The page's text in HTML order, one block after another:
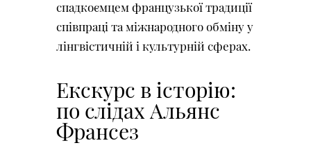
спадкоємцем французької традиції
співпраці та міжнародного обміну у
лінгвістичній і культурній сферах.
Екскурс в історію:
по слідах Альянс
Франсез